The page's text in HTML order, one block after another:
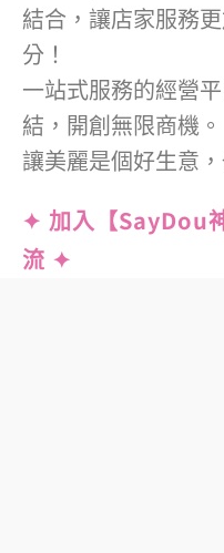
結合，讓店家服務
分！
一站式服務的經營
結，開創無限商機。
讓美麗是個好生意
✦ 加入【SayDou
流 ✦